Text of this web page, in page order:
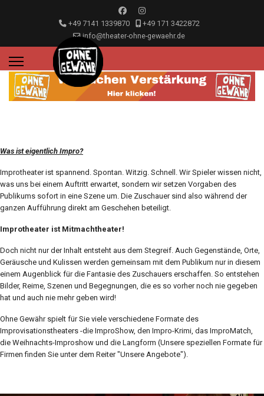
+49 7141 1339870
+49 171 3422872
info@theater-ohne-gewaehr.de
Was ist eigentlich Impro?
Improtheater ist spannend. Spontan. Witzig. Schnell. Wir Spieler wissen nicht,
was uns bei einem Auftritt erwartet, sondern wir setzen Vorgaben des
Publikums sofort in eine Szene um. Die Zuschauer sind also während der
ganzen Aufführung direkt am Geschehen beteiligt.
Improtheater ist Mitmachtheater!
Doch nicht nur der Inhalt entsteht aus dem Stegreif. Auch Gegenstände, Orte,
Geräusche und Kulissen werden gemeinsam mit dem Publikum nur in diesem
einem Augenblick für die Fantasie des Zuschauers erschaffen. So entstehen
Bilder, Reime, Szenen und Begegnungen, die es so vorher noch nie gegeben
hat und auch nie mehr geben wird!
Ohne Gewähr spielt für Sie viele verschiedene Formate des
Improvisationstheaters -die ImproShow, den Impro-Krimi, das ImproMatch,
die Weihnachts-Improshow und die Langform (Unsere speziellen Formate für
Firmen finden Sie unter dem Reiter "Unsere Angebote").